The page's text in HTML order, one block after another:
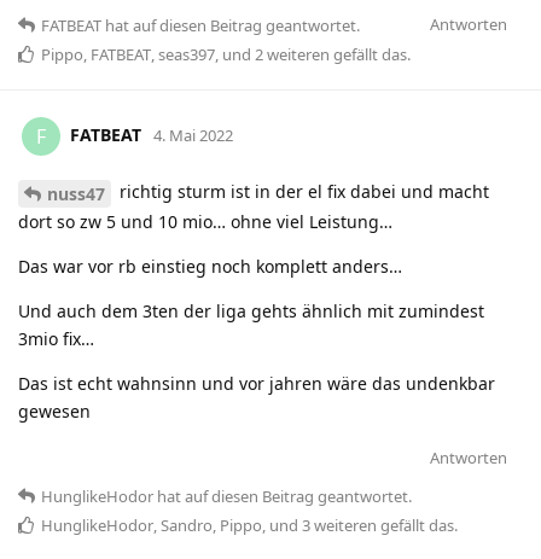
Antworten
FATBEAT hatauf diesen Beitrag geantwortet.
Pippo, FATBEAT,seas397, und 2weiteren gefällt das.
F FATBEAT 4. Mai 2022
nuss47
richtig sturm ist in der el fix dabei und macht
dort so zw 5 und 10 mio… ohne viel Leistung…
Das war vor rb einstieg noch komplett anders…
Und auch dem 3ten der liga gehts ähnlich mit zumindest
3mio fix…
Das ist echt wahnsinn und vor jahren wäre das undenkbar
gewesen
Antworten
HunglikeHodor hatauf diesen Beitrag geantwortet.
HunglikeHodor,Sandro, Pippo, und 3weiteren gefällt das.